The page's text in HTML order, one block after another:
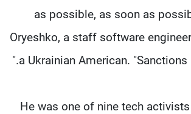
as possible, as soon as
Oryeshko, a staff software
a Ukrainian American. "Sanctions
He was one of nine tech